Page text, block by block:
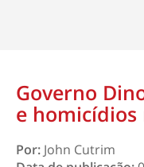
Governo
e homicídios
Por: John Cutrim